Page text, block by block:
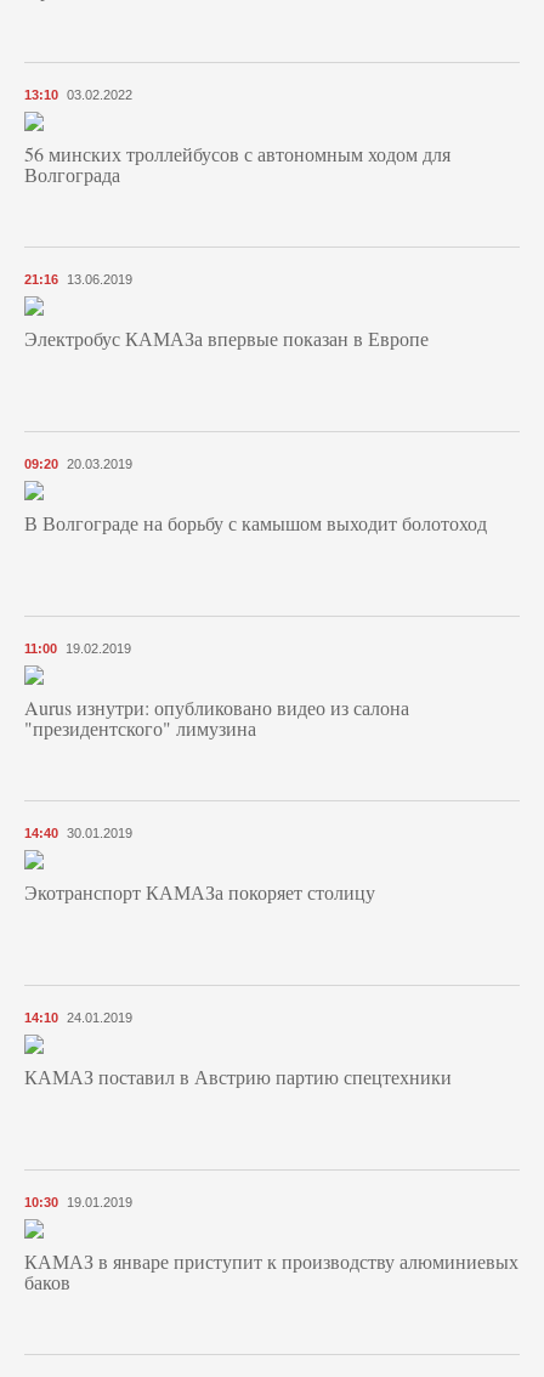
13:10 03.02.2022
56 минских троллейбусов с автономным ходом для
Волгограда
21:16 13.06.2019
Электробус КАМАЗа впервые показан в Европе
09:20 20.03.2019
В Волгограде на борьбу с камышом выходит болотоход
11:00 19.02.2019
Aurus изнутри: опубликовано видео из салона
"президентского" лимузина
14:40 30.01.2019
Экотранспорт КАМАЗа покоряет столицу
14:10 24.01.2019
КАМАЗ поставил в Австрию партию спецтехники
10:30 19.01.2019
КАМАЗ в январе приступит к производству алюминиевых
баков